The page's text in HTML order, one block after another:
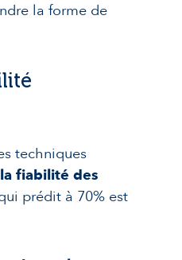
la forme de
techniques
fiabilité des
prédit à 70% est